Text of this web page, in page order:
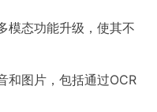
模态功能升级，使其不
和图片，包括通过OCR